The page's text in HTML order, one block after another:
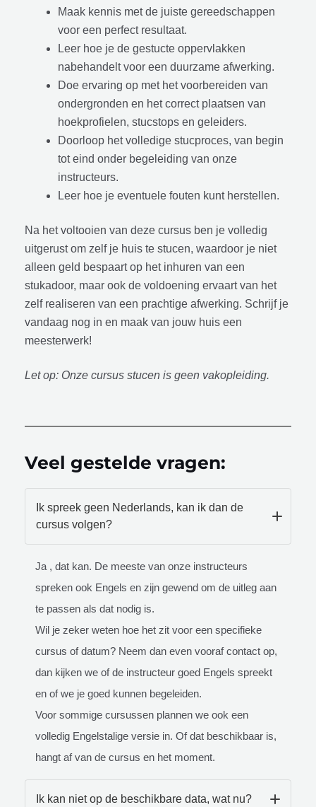
Maak kennis met de juiste gereedschappen
voor een perfect resultaat.
Leer hoe je de gestucte oppervlakken
nabehandelt voor een duurzame afwerking.
Doe ervaring op met het voorbereiden van
ondergronden en het correct plaatsen van
hoekprofielen, stucstops en geleiders.
Doorloop het volledige stucproces, van begin
tot eind onder begeleiding van onze
instructeurs.
Leer hoe je eventuele fouten kunt herstellen.
Na het voltooien van deze cursus ben je volledig
uitgerust om zelf je huis te stucen, waardoor je niet
alleen geld bespaart op het inhuren van een
stukadoor, maar ook de voldoening ervaart van het
zelf realiseren van een prachtige afwerking. Schrijf je
vandaag nog in en maak van jouw huis een
meesterwerk!
Let op: Onze cursus stucen is geen vakopleiding.
Veel gestelde vragen:
Ik spreek geen Nederlands, kan ik dan de
cursus volgen?
Ja , dat kan. De meeste van onze instructeurs
spreken ook Engels en zijn gewend om de uitleg aan
te passen als dat nodig is.
Wil je zeker weten hoe het zit voor een specifieke
cursus of datum? Neem dan even vooraf contact op,
dan kijken we of de instructeur goed Engels spreekt
en of we je goed kunnen begeleiden.
Voor sommige cursussen plannen we ook een
volledig Engelstalige versie in. Of dat beschikbaar is,
hangt af van de cursus en het moment.
Ik kan niet op de beschikbare data, wat nu?